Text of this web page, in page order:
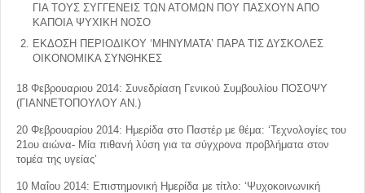
ΓΙΑ ΤΟΥΣ ΣΥΓΓΕΝΕΙΣ ΤΩΝ ΑΤΟΜΩΝ ΠΟΥ ΠΑΣΧΟΥΝ ΑΠΟ
ΚΑΠΟΙΑ ΨΥΧΙΚΗ ΝΟΣΟ
ΕΚΔΟΣΗ ΠΕΡΙΟΔΙΚΟΥ ‘ΜΗΝΥΜΑΤΑ’ ΠΑΡΑ ΤΙΣ ΔΥΣΚΟΛΕΣ
ΟΙΚΟΝΟΜΙΚΑ ΣΥΝΘΗΚΕΣ
18 Φεβρουαριου 2014: Συνεδρίαση Γενικού Συμβουλίου ΠΟΣΟΨΥ
(ΓΙΑΝΝΕΤΟΠΟΥΛΟΥ ΑΝ.)
20 Φεβρουαρίου 2014: Ημερίδα στο Παστέρ με θέμα: ‘Τεχνολογίες του
21ου αιώνα- Μία πιθανή λύση για τα σύγχρονα προβλήματα στον
τομέα της υγείας’
10 Μαΐου 2014: Επιστημονική Ημερίδα με τίτλο: ‘Ψυχοκοινωνική